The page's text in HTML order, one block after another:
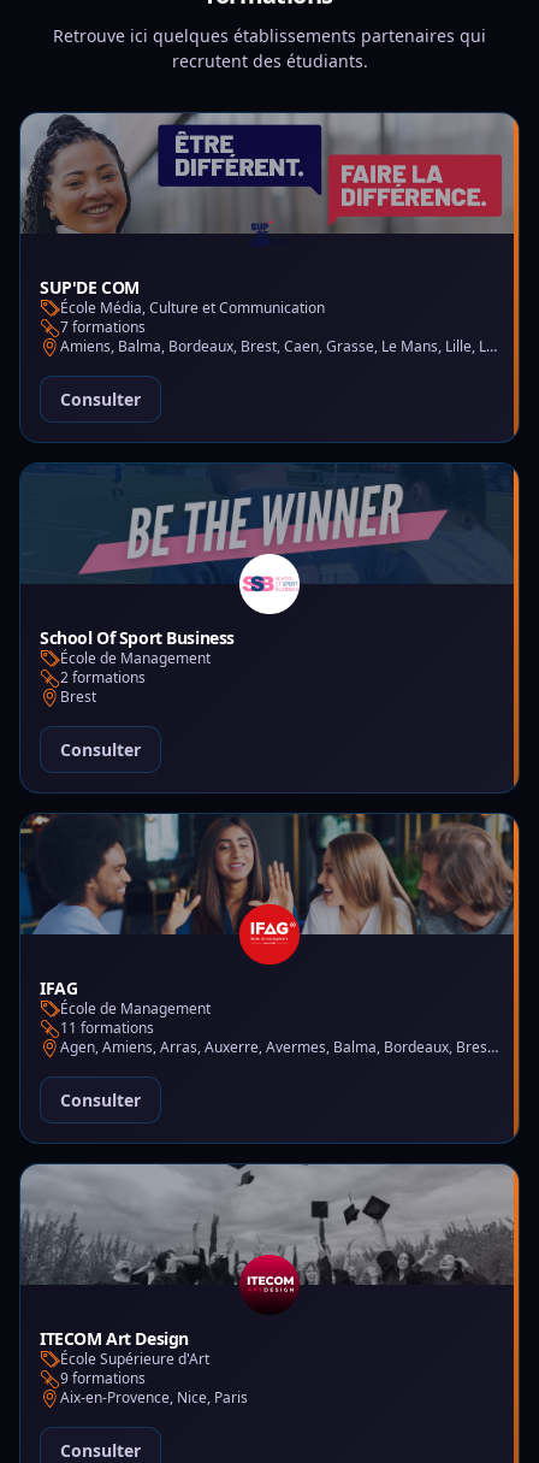
Retrouve ici quelques établissements partenaires qui
recrutent des étudiants.
SUP'DE COM
École Média, Culture et Communication
7 formations
Amiens, Balma, Bordeaux, Brest, Caen, Grasse, Le Mans, Lille, Lyon, Montpellier, Nantes, Nice, Paris, Saint-Martin-d'Hères
Consulter
School Of Sport Business
École de Management
2 formations
Brest
Consulter
IFAG
École de Management
11 formations
Agen, Amiens, Arras, Auxerre, Avermes, Balma, Bordeaux, Brest, Charleville-Mézières, Chartres, Courbevoie, Dijon, Gap, La Garde, Le Mans, Lille, Lyon, Mont-de-Marsan, Montluçon, Montpellier, Mulhouse, Nantes, Puteaux, Reims, Rennes, Trélazé
Consulter
ITECOM Art Design
École Supérieure d'Art
9 formations
Aix-en-Provence, Nice, Paris
Consulter